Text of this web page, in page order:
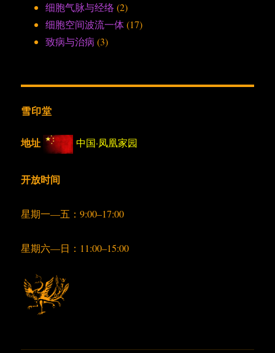
细胞气脉与经络 (2)
细胞空间波流一体(17)
致病与治病 (3)
雪印堂
地址 中国·凤凰家园
开放时间
星期一—五：9:00–17:00
星期六—日：11:00–15:00